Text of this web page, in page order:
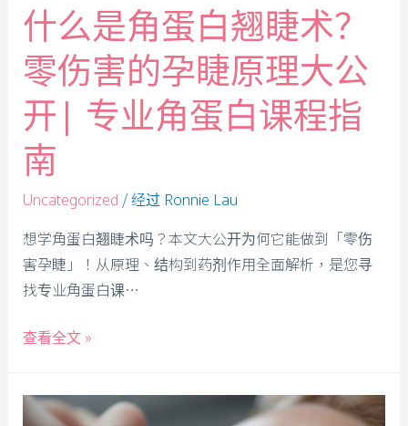
什么是角蛋白翘睫术？
零伤害的孕睫原理大公
开| 专业角蛋白课程指
南
Uncategorized / 经过 Ronnie Lau
想学角蛋白翘睫术吗？本文大公开为何它能做到「零伤
害孕睫」！从原理、结构到药剂作用全面解析，是您寻
找专业角蛋白课…
查看全文 »